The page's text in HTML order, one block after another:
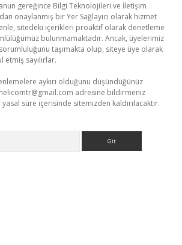
gereğince Bilgi Teknolojileri ve İletişim
onaylanmış bir Yer Sağlayıcı olarak hizmet
sitedeki içerikleri proaktif olarak denetleme
bulunmamaktadır. Ancak, üyelerimiz
taşımakta olup, siteye üye olarak
sayılırlar.
aykırı olduğunu düşündüğünüz
adresine bildirmeniz
süre içerisinde sitemizden kaldırılacaktır.